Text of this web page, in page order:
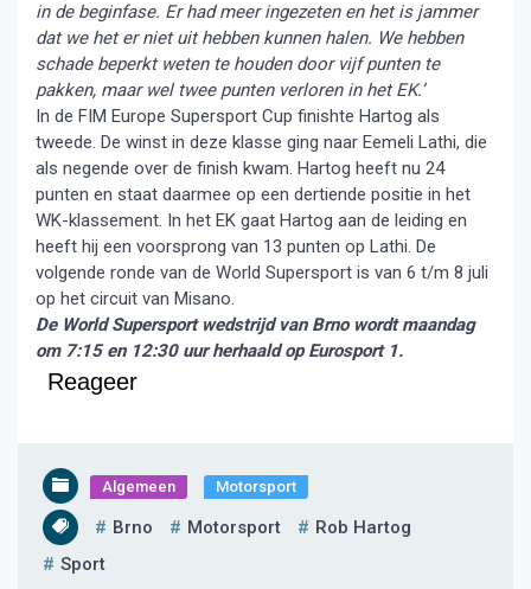
in de beginfase. Er had meer ingezeten en het is jammer
dat we het er niet uit hebben kunnen halen. We hebben
schade beperkt weten te houden door vijf punten te
pakken, maar wel twee punten verloren in het EK.’
In de FIM Europe Supersport Cup finishte Hartog als
tweede. De winst in deze klasse ging naar Eemeli Lathi, die
als negende over de finish kwam. Hartog heeft nu 24
punten en staat daarmee op een dertiende positie in het
WK-klassement. In het EK gaat Hartog aan de leiding en
heeft hij een voorsprong van 13 punten op Lathi. De
volgende ronde van de World Supersport is van 6 t/m 8 juli
op het circuit van Misano.
De World Supersport wedstrijd van Brno wordt maandag
om 7:15 en 12:30 uur herhaald op Eurosport 1.
Reageer
Algemeen Motorsport
Brno Motorsport
Rob Hartog
Sport